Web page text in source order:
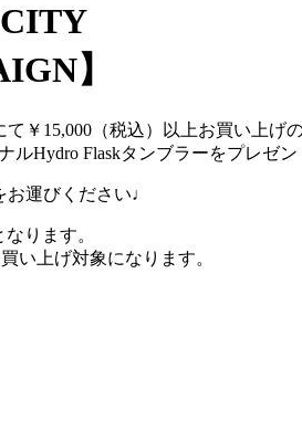
】
￥15,000（税込）以上お買い上げ
ルHydro Flaskタンブラーをプレゼン
お運びください♩
ります。
い上げ対象になります。